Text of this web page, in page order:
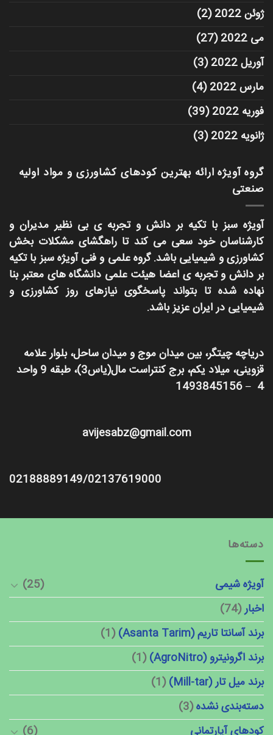
ژوئن 2022
(2)
می 2022
(27)
آوریل 2022
(3)
مارس 2022
(4)
فوریه 2022
(39)
ژانویه 2022
(3)
گروه آویژه ارائه بهترین کودهای کشاورزی و مواد اولیه
صنعتی
آویژه سبز با تکیه بر دانش و تجربه ی بی نظیر مدیران و
کارشناسان خود سعی می کند تا راهگشای مشکلات بخش
کشاورزی و شیمیایی باشد. گروه علمی و فنی آویژه سبز با تکیه
بر دانش و تجربه ی اعضا هیئت علمی دانشگاه های معتبر بنا
نهاده شده تا بتواند پاسخگوی نیازهای روز کشاورزی و
شیمیایی در ایران عزیز باشد.
دریاچه چیتگر، بین میدان موج و میدان ساحل، بلوار علامه
قزوینی، میلاد یکم، برج کنتراست مال(یاس3)، طبقه 9 واحد
4 – 1493845156
avijesabz@gmail.com
02188889149/02137619000
دسته‌ها
آویژه شیمی
(25)
اخبار(74)
برند آسانتا تاریم (Asanta Tarim)
(1)
برند اگرونیترو (AgroNitro)
(1)
برند میل تار (Mill-tar)
(1)
دسته‌بندی نشده(3)